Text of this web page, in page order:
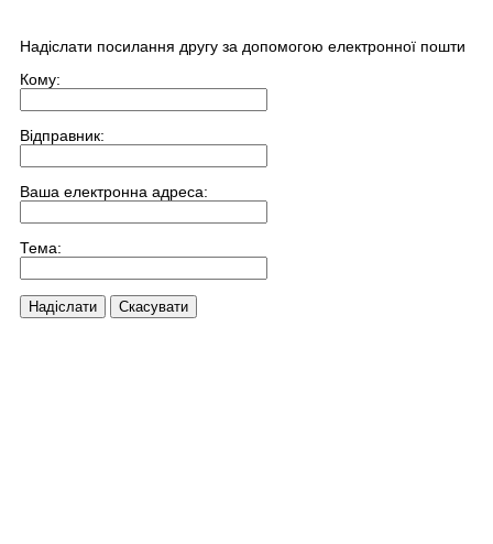
Надіслати посилання другу за допомогою електронної пошти
Кому:
Відправник:
Ваша електронна адреса:
Тема:
Надіслати Скасувати